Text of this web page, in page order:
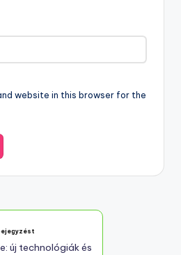
website in this browser for the
új technológiák és